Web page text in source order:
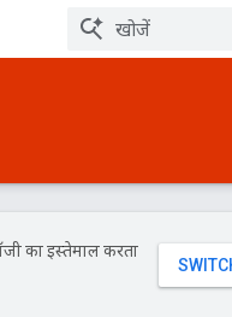
का इस्तेमाल करता